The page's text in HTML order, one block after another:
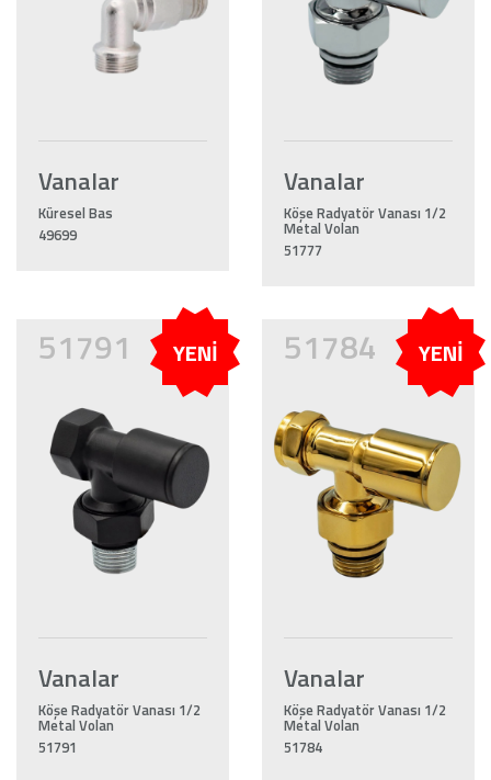
Vanalar
Küresel Bas
49699
Vanalar
Köşe Radyatör Vanası 1/2
Metal Volan
51777
51791 YENİ
Vanalar
Köşe Radyatör Vanası 1/2
Metal Volan
51791
51784 YENİ
Vanalar
Köşe Radyatör Vanası 1/2
Metal Volan
51784